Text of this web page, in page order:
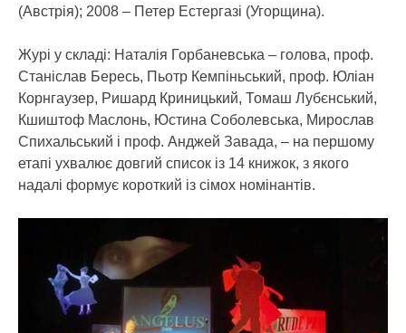
(Австрія); 2008 – Петер Естергазі (Угорщина).
Журі у складі: Наталія Горбаневська – голова, проф.
Станіслав Бересь, Пьотр Кемпіньський, проф. Юліан
Корнгаузер, Ришард Криницький, Томаш Лубєнський,
Кшиштоф Маслонь, Юстина Соболевська, Мирослав
Спихальський і проф. Анджей Завада, – на першому
етапі ухвалює довгий список із 14 книжок, з якого
надалі формує короткий із сімох номінантів.